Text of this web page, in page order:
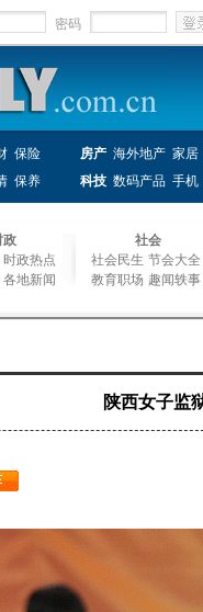
密码
保险 房产 海外地产 家居
保养 科技 数码产品 手机
政
时政热点
各地新闻
社会
社会民生 节会大全
教育职场 趣闻轶事
陕西女子监